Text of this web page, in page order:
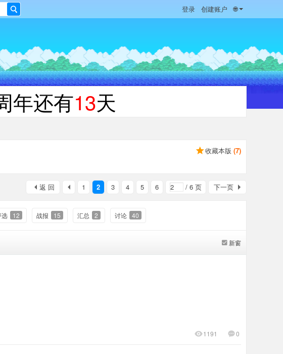
索
登录 创建账户 🌐
年还有13天
收藏本版 (7)
1 2 3 4 5 6 / 6 页 下一页
返 回
选 12 战报 15 汇总 2 讨论 40
新窗
0
1191